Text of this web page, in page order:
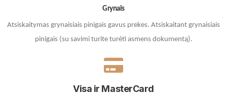
Grynais
Atsiskaitymas grynaisiais pinigais gavus prekes. Atsiskaitant grynaisiais
pinigais (su savimi turite turėti asmens dokumentą).
Visa ir MasterCard